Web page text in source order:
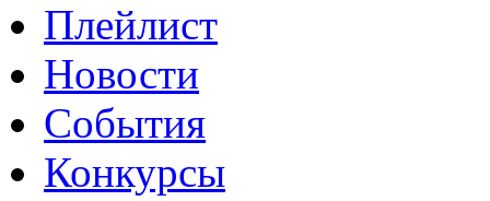
Плейлист
Новости
События
Конкурсы